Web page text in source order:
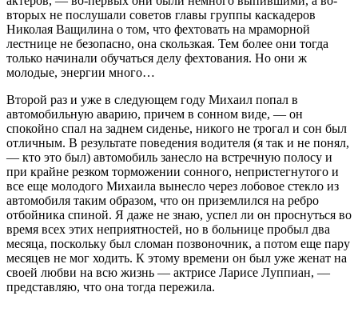
вторых не послушали советов главы группы каскадеров
Николая Ващилина о том, что фехтовать на мраморной
лестнице не безопасно, она скользкая. Тем более они тогда
только начинали обучаться делу фехтования. Но они ж
молодые, энергии много…
Второй раз и уже в следующем году Михаил попал в
автомобильную аварию, причем в сонном виде, — он
спокойно спал на заднем сиденье, никого не трогал и сон был
отличным. В результате поведения водителя (я так и не понял,
— кто это был) автомобиль занесло на встречную полосу и
при крайне резком торможении сонного, непристегнутого и
все еще молодого Михаила вынесло через лобовое стекло из
автомобиля таким образом, что он приземлился на ребро
отбойника спиной. Я даже не знаю, успел ли он проснуться во
время всех этих неприятностей, но в больнице пробыл два
месяца, поскольку был сломан позвоночник, а потом еще пару
месяцев не мог ходить. К этому времени он был уже женат на
своей любви на всю жизнь — актрисе Ларисе Луппиан, —
представляю, что она тогда пережила.